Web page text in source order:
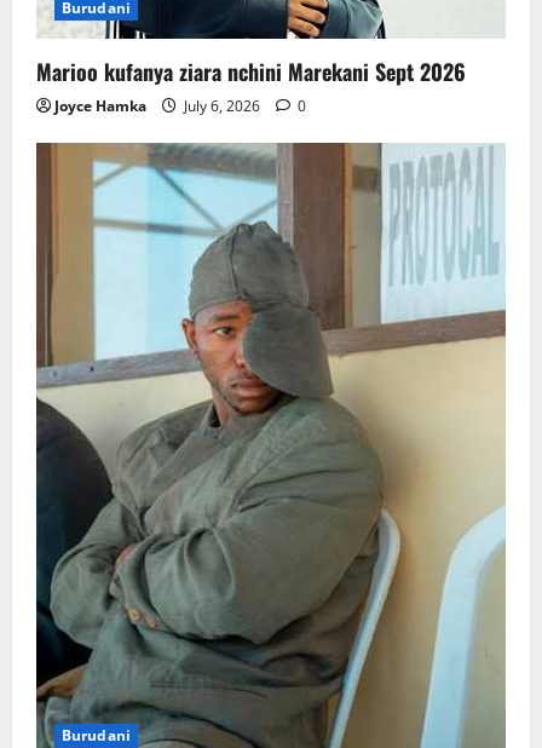
Burudani
Marioo kufanya ziara nchini Marekani Sept 2026
Joyce Hamka July 6, 2026 0
Burudani